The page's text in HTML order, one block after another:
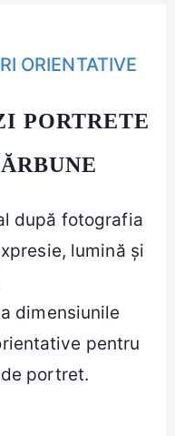
ORIENTATIVE
PORTRETE
după fotografia
lumină și
dimensiunile
pentru
portret.